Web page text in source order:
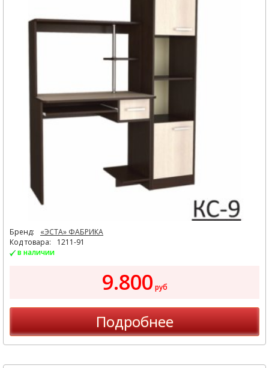
Бренд:
«ЭСТА» ФАБРИКА
Код товара:
1211-91
в наличии
9.800 руб
Подробнее